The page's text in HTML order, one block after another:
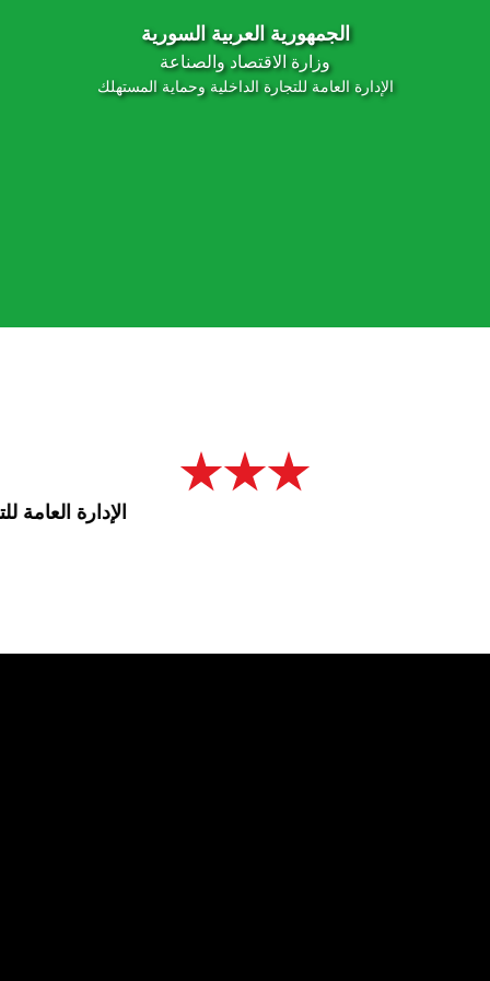
الجمهورية العربية السورية
وزارة الاقتصاد والصناعة
الإدارة العامة للتجارة الداخلية وحماية المستهلك
الإدارة العامة